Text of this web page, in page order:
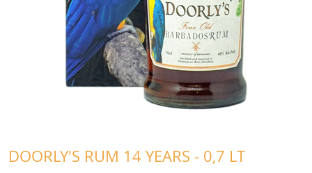
DOORLY'S RUM 14 YEARS - 0,7 LT